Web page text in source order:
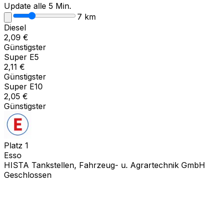
Update alle 5 Min.
7 km
Diesel
2,09 €
Günstigster
Super E5
2,11 €
Günstigster
Super E10
2,05 €
Günstigster
Platz 1
Esso
HISTA Tankstellen, Fahrzeug- u. Agrartechnik GmbH
Geschlossen